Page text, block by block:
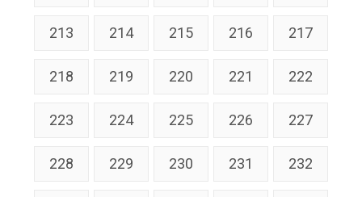
213 214 215 216 217
218 219 220 221 222
223 224 225 226 227
228 229 230 231 232